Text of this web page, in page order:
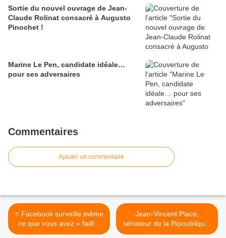
Sortie du nouvel ouvrage de Jean-
Claude Rolinat consacré à Augusto
Pinochet !
Marine Le Pen, candidate idéale…
pour ses adversaires
Commentaires
Ajouter un commentaire
< Facebook surveille même
ce que vous avez « failli »
publier… (par Gabrielle
Jean-Vincent Placé,
sénateur de la Ripoublique,
refuse de payer depuis